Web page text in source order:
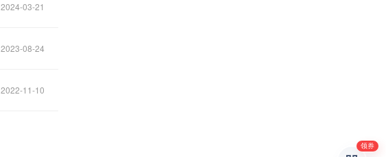
2024-03-21
2023-08-24
2022-11-10
领券